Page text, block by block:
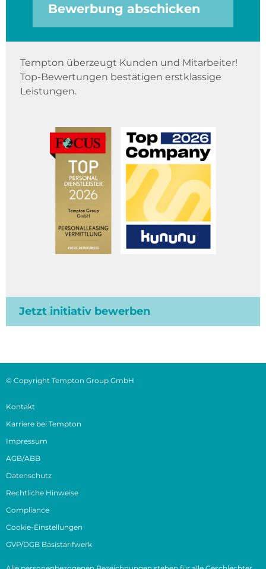
Bewerbung abschicken
Tempton überzeugt Kunden und Mitarbeiter!
Top-Bewertungen bestätigen erstklassige
Leistungen.
Jetzt initiativ bewerben
© Copyright Tempton Group GmbH
Kontakt
Karriere bei Tempton
Impressum
AGB/ABB
Datenschutz
Rechtliche Hinweise
Compliance
Cookie-Einstellungen
GVP/DGB Basistarifwerk